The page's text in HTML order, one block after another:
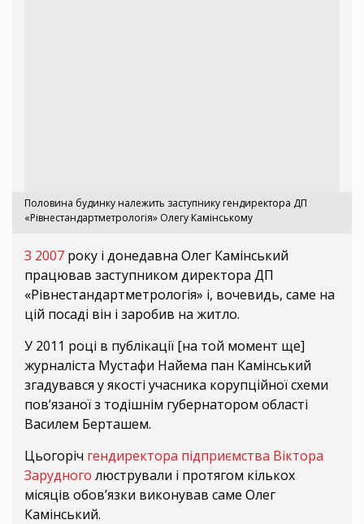
Половина будинку належить заступнику гендиректора ДП
«Рівнестандартметрологія» Олегу Камінському
З 2007 року і донедавна Олег Камінський
працював заступником директора ДП
«Рівнестандартметрологія» і, вочевидь, саме на
цій посаді він і заробив на житло.
У 2011 році в публікації [на той момент ще]
журналіста Мустафи Найема пан Камінський
згадувався у якості учасника корупційної схеми
пов’язаної з тодішнім губернатором області
Василем Берташем.
Цьогоріч гендиректора підприємства Віктора
Зарудного люстрували і протягом кількох
місяців обов’язки виконував саме Олег
Камінський.